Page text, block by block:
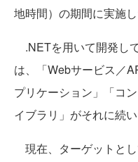
地時間）の期間に実施
.NETを用いて開発し
は、「Webサービス／
プリケーション」「コ
イブラリ」がそれに続い
現在、ターゲットと